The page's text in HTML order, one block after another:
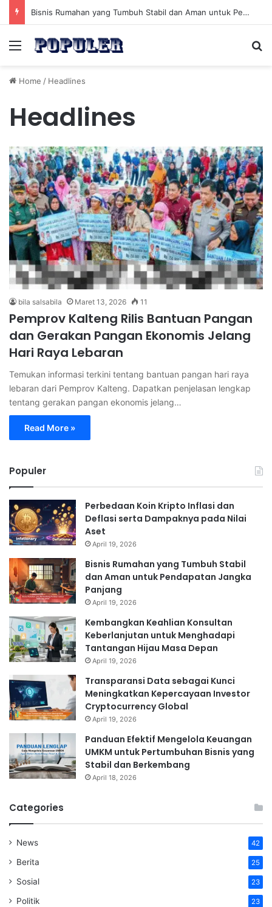
Bisnis Rumahan yang Tumbuh Stabil dan Aman untuk Pendapatan Jangka Panjang
Menu
Home / Headlines
Headlines
bila salsabila Maret 13, 2026 11
Pemprov Kalteng Rilis Bantuan Pangan
dan Gerakan Pangan Ekonomis Jelang
Hari Raya Lebaran
Temukan informasi terkini tentang bantuan pangan hari raya
lebaran dari Pemprov Kalteng. Dapatkan penjelasan lengkap
tentang gerakan pangan ekonomis jelang…
Read More »
Populer
Perbedaan Koin Kripto Inflasi dan
Deflasi serta Dampaknya pada Nilai
Aset
April 19, 2026
Bisnis Rumahan yang Tumbuh Stabil
dan Aman untuk Pendapatan Jangka
Panjang
April 19, 2026
Kembangkan Keahlian Konsultan
Keberlanjutan untuk Menghadapi
Tantangan Hijau Masa Depan
April 19, 2026
Transparansi Data sebagai Kunci
Meningkatkan Kepercayaan Investor
Cryptocurrency Global
April 19, 2026
Panduan Efektif Mengelola Keuangan
UMKM untuk Pertumbuhan Bisnis yang
Stabil dan Berkembang
April 18, 2026
Categories
News 42
Berita 25
Sosial 23
Politik 23